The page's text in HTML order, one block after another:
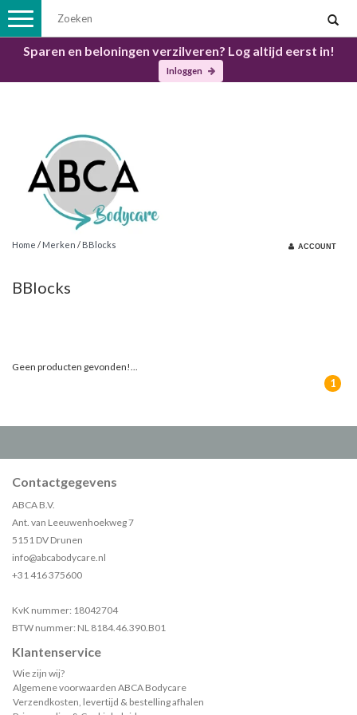
Sparen en beloningen verzilveren? Log altijd eerst in!
Inloggen
Toggle
navigation
Home / Merken / BBlocks ACCOUNT
BBlocks
Geen producten gevonden!...
1
Contactgegevens
ABCA B.V.
Ant. van Leeuwenhoekweg 7
5151 DV Drunen
info@abcabodycare.nl
+31 416 375600
KvK nummer: 18042704
BTW nummer: NL 8184.46.390.B01
Klantenservice
Wie zijn wij?
Algemene voorwaarden ABCA Bodycare
Verzendkosten, levertijd & bestelling afhalen